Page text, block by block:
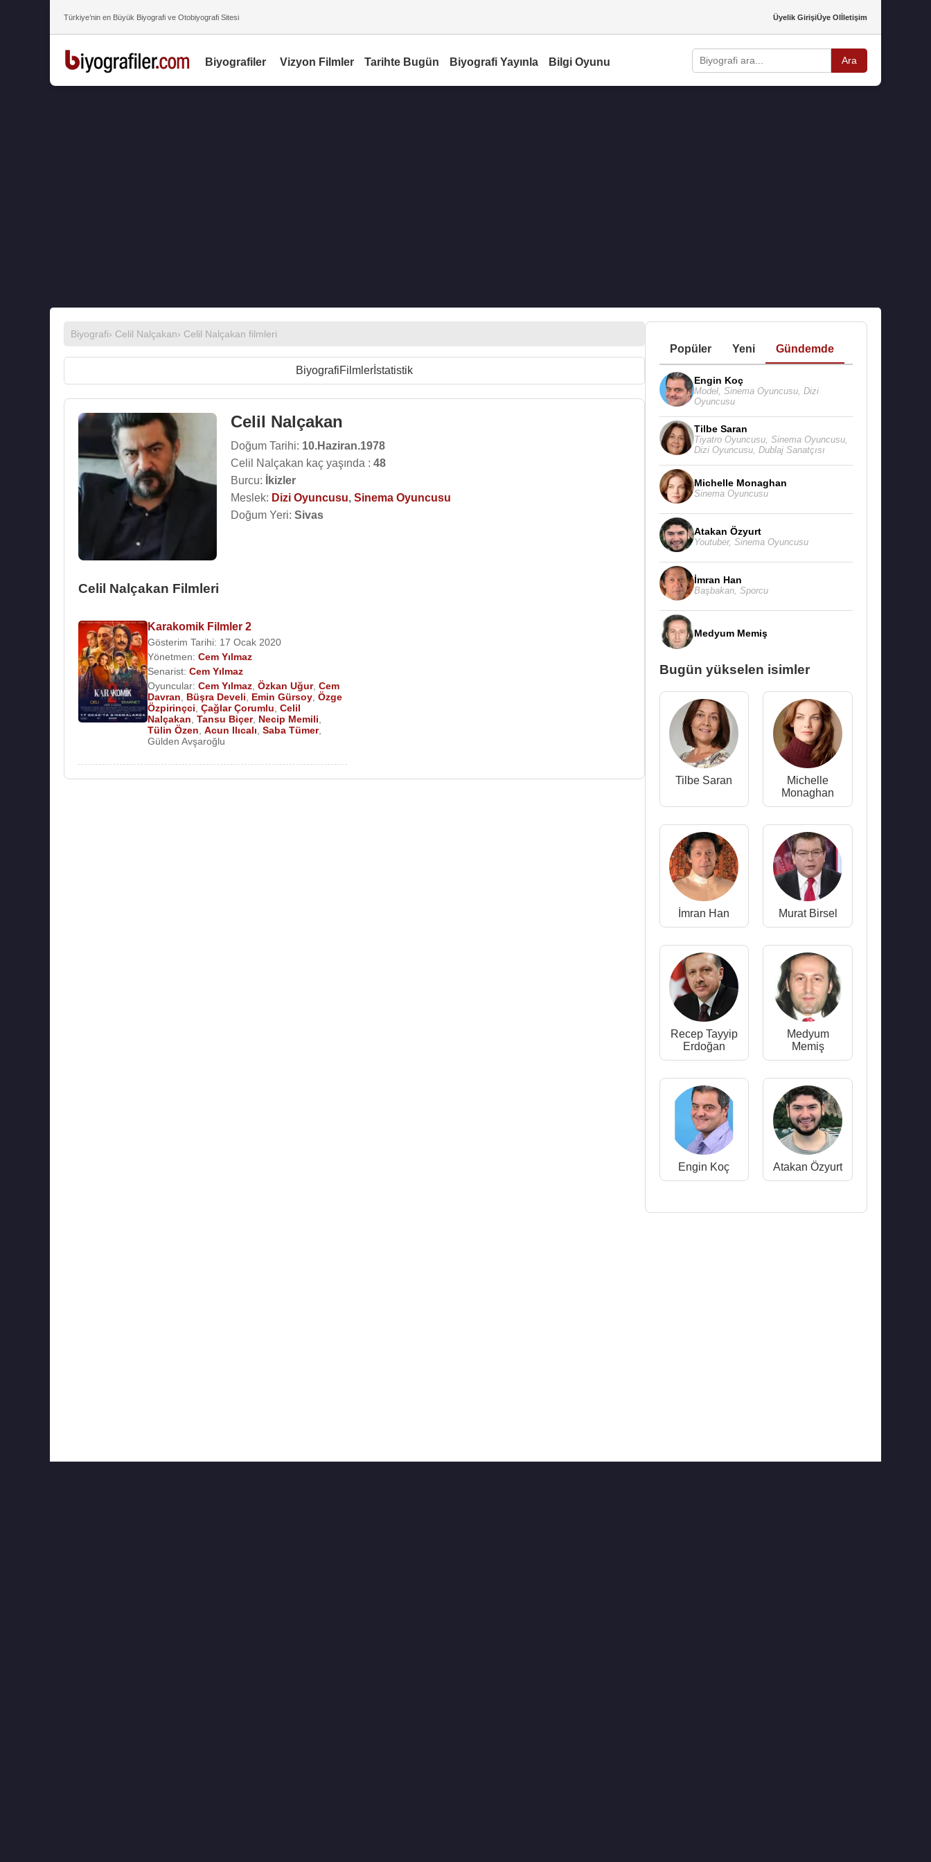
Türkiye’nin en Büyük Biyografi ve Otobiyografi Sitesi Üyelik GirişiÜye Olİletişim
Biyografiler Vizyon Filmler Tarihte Bugün Biyografi Yayınla Bilgi Oyunu Ara
Biyografi› Celil Nalçakan› Celil Nalçakan filmleri
BiyografiFilmlerİstatistik
Celil Nalçakan
Doğum Tarihi: 10.Haziran.1978
Celil Nalçakan kaç yaşında : 48
Burcu:
İkizler
Meslek: Dizi Oyuncusu, Sinema Oyuncusu
Doğum Yeri: Sivas
Celil Nalçakan Filmleri
Karakomik Filmler 2
Gösterim Tarihi: 17 Ocak 2020
Yönetmen: Cem Yılmaz
Senarist: Cem Yılmaz
Oyuncular: Cem Yılmaz Özkan Uğur, Cem
Davran
Büşra Develi Emin Gürsoy Özge
Özpirinçci Çağlar Çorumlu Celil
Nalçakan Tansu Biçer, Necip Memili
Tülin Özen Acun Ilıcalı Saba Tümer,
Gülden Avşaroğlu
Popüler Yeni Gündemde
Engin Koç
Model, Sinema Oyuncusu, Dizi
Oyuncusu
Tilbe Saran
Tiyatro Oyuncusu, Sinema Oyuncusu,
Dizi Oyuncusu, Dublaj Sanatçısı
Michelle Monaghan
Sinema Oyuncusu
Atakan Özyurt
Youtuber, Sinema Oyuncusu
İmran Han
Başbakan, Sporcu
Medyum Memiş
Bugün yükselen isimler
Tilbe Saran
Michelle
Monaghan
İmran Han Murat Birsel
Recep Tayyip
Erdoğan
Medyum
Memiş
Engin Koç Atakan Özyurt